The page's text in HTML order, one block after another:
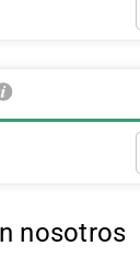
nosotros